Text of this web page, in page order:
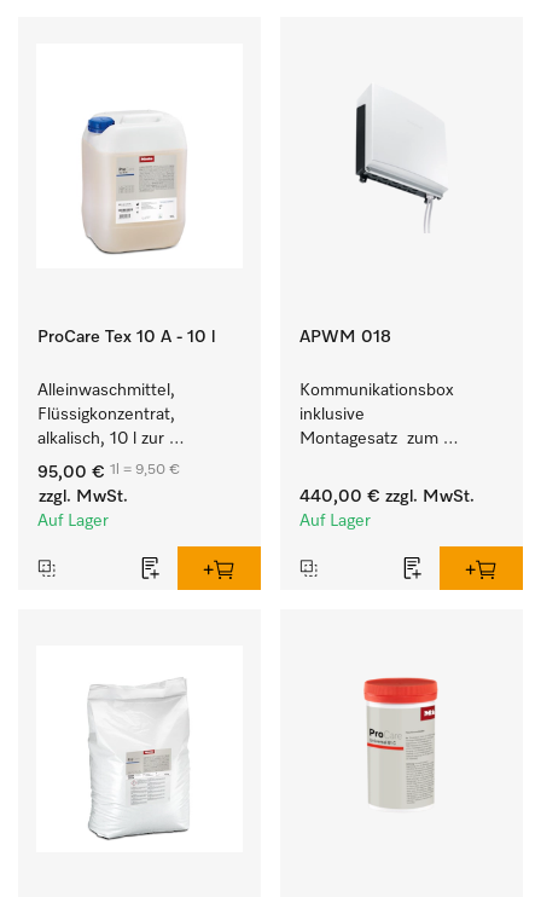
ProCare Tex 10 A - 10 l
Alleinwaschmittel,
Flüssigkonzentrat,
alkalisch, 10 l zur
Reinigung weißer Textilien
und farbechter
Buntwäsche.
95,00 € 1l = 9,50 €
zzgl. MwSt.
Auf Lager
APWM 018
Kommunikationsbox
inklusive
Montagesatz  zum
- 11 kg Waschmaschine
mit externen Systemen.
440,00 € zzgl. MwSt.
Auf Lager